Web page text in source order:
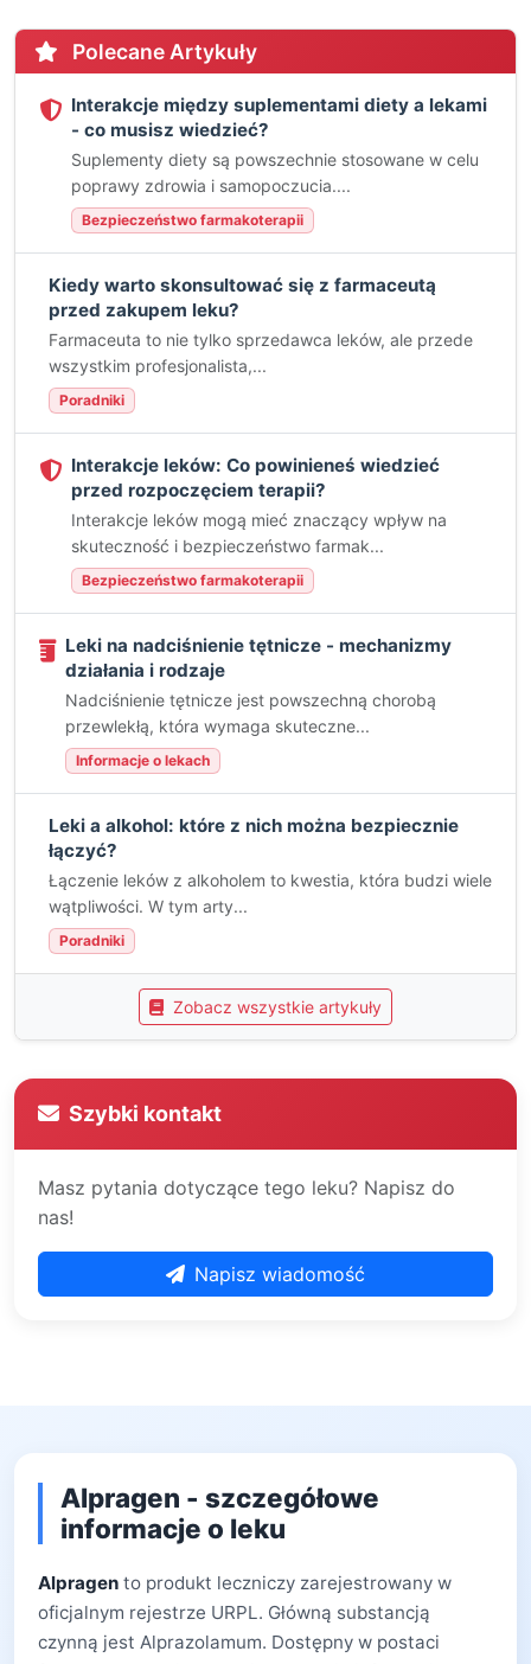
Polecane Artykuły
Interakcje między suplementami diety a lekami
- co musisz wiedzieć?
Suplementy diety są powszechnie stosowane w celu
poprawy zdrowia i samopoczucia....
Bezpieczeństwo farmakoterapii
Kiedy warto skonsultować się z farmaceutą
przed zakupem leku?
Farmaceuta to nie tylko sprzedawca leków, ale przede
wszystkim profesjonalista,...
Poradniki
Interakcje leków: Co powinieneś wiedzieć
przed rozpoczęciem terapii?
Interakcje leków mogą mieć znaczący wpływ na
skuteczność i bezpieczeństwo farmak...
Bezpieczeństwo farmakoterapii
Leki na nadciśnienie tętnicze - mechanizmy
działania i rodzaje
Nadciśnienie tętnicze jest powszechną chorobą
przewlekłą, która wymaga skuteczne...
Informacje o lekach
Leki a alkohol: które z nich można bezpiecznie
łączyć?
Łączenie leków z alkoholem to kwestia, która budzi wiele
wątpliwości. W tym arty...
Poradniki
Zobacz wszystkie artykuły
Szybki kontakt
Masz pytania dotyczące tego leku? Napisz do
nas!
Napisz wiadomość
Alpragen - szczegółowe
informacje o leku
Alpragen to produkt leczniczy zarejestrowany w
oficjalnym rejestrze URPL. Główną substancją
czynną jest Alprazolamum. Dostępny w postaci